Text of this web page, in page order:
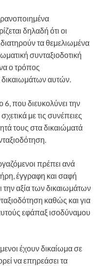
δηλαδή ότι οι
τα θεμελιωμένα
συνταξιοδοτική
ο τρόπος
δικαιωμάτων αυτών.
6, που διευκολύνει την
με τις συνέπειες
τους στα δικαιώματά
πρέπει ανά
έγγραφη και σαφή
αξία των δικαιωμάτων
καθώς και για
εφάπαξ ισοδύναμου
έχουν δικαίωμα σε
να επηρεάσει τα